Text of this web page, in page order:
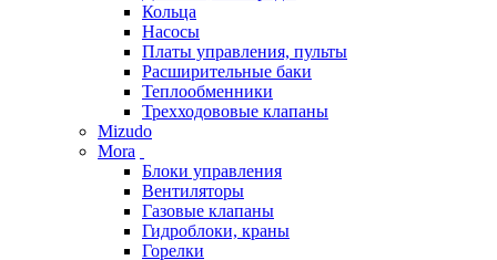
Кольца
Насосы
Платы управления, пульты
Расширительные баки
Теплообменники
Трехходововые клапаны
Mizudo
Mora
Блоки управления
Вентиляторы
Газовые клапаны
Гидроблоки, краны
Горелки